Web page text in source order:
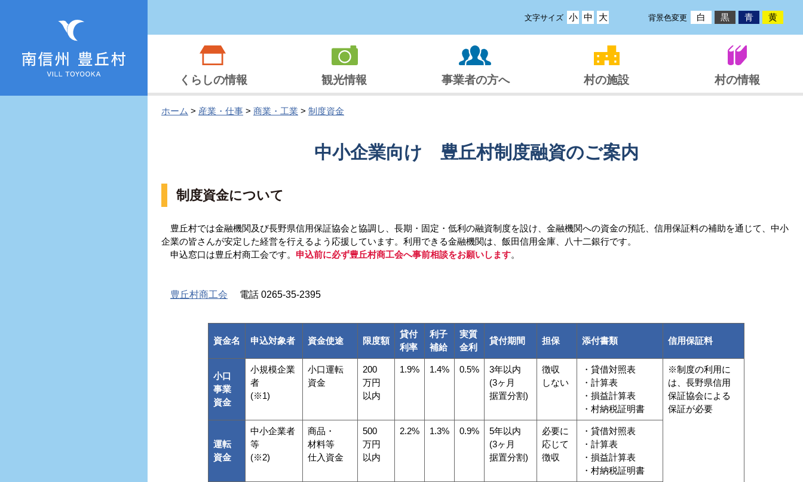
文字サイズ 小 中 大 背景色変更 白 黒 青 黄
くらしの情報 観光情報 事業者の方へ 村の施設 村の情報
ホーム > 産業・仕事 > 商業・工業 > 制度資金
中小企業向け 豊丘村制度融資のご案内
制度資金について
豊丘村では金融機関及び長野県信用保証協会と協調し、長期・固定・低利の融資制度を設け、金融機関への資金の預託、信用保証料の補助を通じて、中小
企業の皆さんが安定した経営を行えるよう応援しています。利用できる金融機関は、飯田信用金庫、八十二銀行です。
申込窓口は豊丘村商工会です。 申込前に必ず豊丘村商工会へ事前相談をお願いします。
豊丘村商工会 電話 0265-35-2395
資金名 申込対象者 資金使途 限度額
貸付
利率
利子
補給
実質
金利
貸付期間 担保 添付書類 信用保証料
小口
事業
資金
小規模企業
者
(※1)
小口運転
資金
200
万円
以内
1.9% 1.4% 0.5%
3年以内
(3ヶ月
据置分割)
徴収
しない
・貸借対照表
・計算表
・損益計算表
・村納税証明書
※制度の利用に
は、長野県信用
保証協会による
保証が必要
運転
資金
中小企業者
等
(※2)
商品・
材料等
仕入資金
500
万円
以内
2.2% 1.3% 0.9%
5年以内
(3ヶ月
据置分割)
必要に
応じて
徴収
・貸借対照表
・計算表
・損益計算表
・村納税証明書